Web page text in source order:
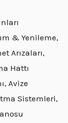
& Yenileme,
Arızaları,
Hattı
Avize
Sistemleri,